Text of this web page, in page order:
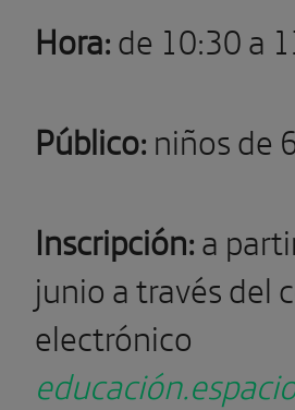
Hora:de 10:30 a
Público:niños de
Inscripción:a
junio a través del
electrónico